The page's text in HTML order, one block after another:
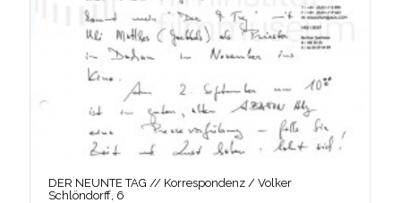
DER NEUNTE TAG // Korrespondenz / Volker
Schlöndorff, 6